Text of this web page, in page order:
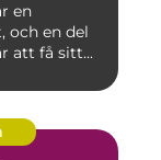
en
och en del
att få sitt...